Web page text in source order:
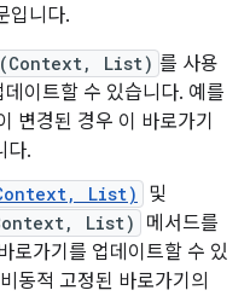
입니다.
List) 를 사용
이트할 수 있습니다. 예를
변경된 경우 이 바로가기
다.
List) 및
List)
메서드를
로가기를 업데이트할 수 있
동적 고정된 바로가기의